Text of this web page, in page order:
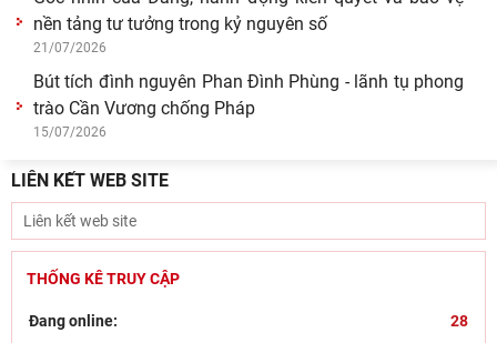
22/07/2026
Góc nhìn của Đảng, hành động kiên quyết và bảo vệ
nền tảng tư tưởng trong kỷ nguyên số
21/07/2026
Bút tích đình nguyên Phan Đình Phùng - lãnh tụ phong
15/07/2026
LIÊN KẾT WEB SITE
THỐNG KÊ TRUY CẬP
Đang online:
28